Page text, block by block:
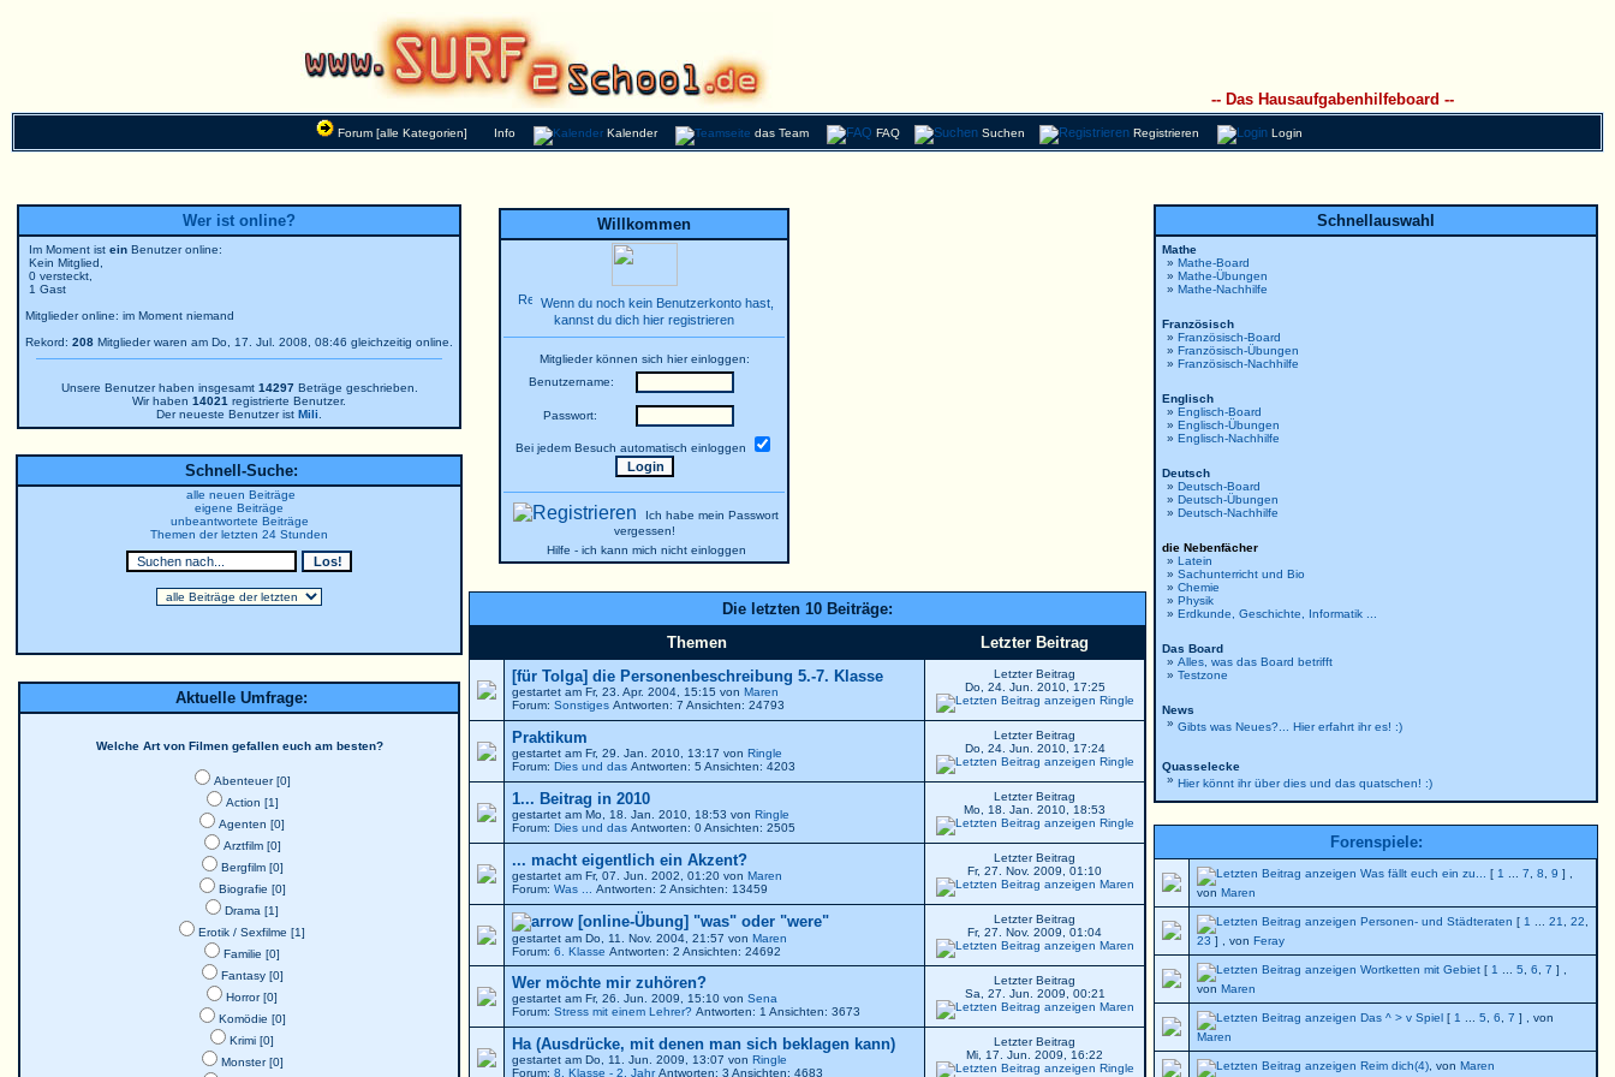
-- Das Hausaufgabenhilfeboard --
Forum [alle Kategorien] Info Kalender das Team FAQ Suchen Registrieren Login
Wer ist online?
Im Moment ist ein Benutzer online:
Kein Mitglied,
0 versteckt,
1 Gast
Mitglieder online: im Moment niemand
Rekord: 208 Mitglieder waren am Do, 17. Jul. 2008, 08:46 gleichzeitig online.
Unsere Benutzer haben insgesamt 14297Beträge geschrieben.
Wir haben 14021 registrierte Benutzer.
Der neueste Benutzer ist Mili
Schnell-Suche:
alle neuen Beiträge
eigene Beiträge
unbeantwortete Beiträge
Themen der letzten 24 Stunden
Aktuelle Umfrage:
Welche Art von Filmen gefallen euch am besten?
Abenteuer [0]
Action [1]
Agenten [0]
Arztfilm [0]
Bergfilm [0]
Biografie [0]
Drama [1]
Erotik / Sexfilme [1]
Familie [0]
Fantasy [0]
Horror [0]
Komödie [0]
Krimi [0]
Monster [0]
Willkommen
Wenn du noch kein Benutzerkonto hast,
kannst du dich hier registrieren
Mitglieder können sich hier einloggen:
Benutzername:
Passwort:
Bei jedem Besuch automatisch einloggen
Ich habe mein Passwort
vergessen!
Hilfe - ich kann mich nicht einloggen
Die letzten 10 Beiträge:
Themen
Letzter Beitrag
[für Tolga] die Personenbeschreibung 5.-7. Klasse
gestartet am Fr, 23. Apr. 2004, 15:15 von Maren
Forum: Sonstiges Antworten: 7 Ansichten: 24793
Letzter Beitrag
Do, 24. Jun. 2010, 17:25
Ringle
Praktikum
gestartet am Fr, 29. Jan. 2010, 13:17 von Ringle
Forum: Dies und das Antworten: 5 Ansichten: 4203
Letzter Beitrag
Do, 24. Jun. 2010, 17:24
Ringle
1... Beitrag in 2010
gestartet am Mo, 18. Jan. 2010, 18:53 von Ringle
Forum: Dies und das Antworten: 0 Ansichten: 2505
Letzter Beitrag
Mo, 18. Jan. 2010, 18:53
Ringle
... macht eigentlich ein Akzent?
gestartet am Fr, 07. Jun. 2002, 01:20 von Maren
Forum: Was ... Antworten: 2 Ansichten: 13459
Letzter Beitrag
Fr, 27. Nov. 2009, 01:10
Maren
[online-Übung] "was" oder "were"
gestartet am Do, 11. Nov. 2004, 21:57 von Maren
Forum: 6. Klasse Antworten: 2 Ansichten: 24692
Letzter Beitrag
Fr, 27. Nov. 2009, 01:04
Maren
Wer möchte mir zuhören?
gestartet am Fr, 26. Jun. 2009, 15:10 von Sena
Forum: Stress mit einem Lehrer? Antworten: 1 Ansichten: 3673
Letzter Beitrag
Sa, 27. Jun. 2009, 00:21
Maren
Ha (Ausdrücke, mit denen man sich beklagen kann)
gestartet am Do, 11. Jun. 2009, 13:07 von Ringle
Forum: 8. Klasse - 2. JahrAntworten: 3 Ansichten: 4683
Letzter Beitrag
Mi, 17. Jun. 2009, 16:22
Ringle
Schnellauswahl
Mathe
»
»
»
Mathe-Board
Mathe-Übungen
Mathe-Nachhilfe
Französisch
»
»
»
Französisch-Board
Französisch-Übungen
Französisch-Nachhilfe
Englisch
»
»
»
Englisch-Board
Englisch-Übungen
Englisch-Nachhilfe
Deutsch
»
»
»
Deutsch-Board
Deutsch-Übungen
Deutsch-Nachhilfe
die Nebenfächer
»
»
»
»
»
Latein
Sachunterricht und Bio
Chemie
Physik
Erdkunde, Geschichte, Informatik ...
Das Board
»
»
Alles, was das Board betrifft
Testzone
News
» Gibts was Neues?... Hier erfahrt ihr es! :)
Quasselecke
» Hier könnt ihr über dies und das quatschen! :)
Forenspiele:
Was fällt euch ein zu... [ 1 7 8 9 ] ,
von Maren
Personen- und Städteraten [ 1 21 22
23 ] , von Feray
Wortketten mit Gebiet [ 1 5 6 7 ] ,
von Maren
Das ^ > v Spiel [ 1 5 6 7 ] , von
Maren
Reim dich(4) , von Maren